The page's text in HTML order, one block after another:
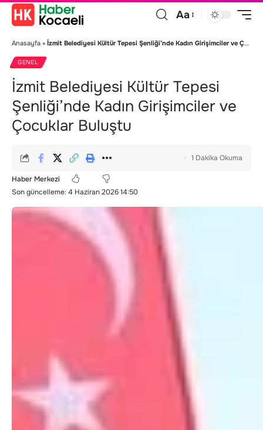
Aa
Anasayfa » İzmit Belediyesi Kültür Tepesi Şenliği’nde Kadın Girişimciler ve Çocuklar Buluştu
GENEL
İzmit Belediyesi Kültür Tepesi
Şenliği’nde Kadın Girişimciler ve
Çocuklar Buluştu
Son güncelleme: 4 Haziran 2026 14:50
Haber Merkezi
1 Dakika Okuma